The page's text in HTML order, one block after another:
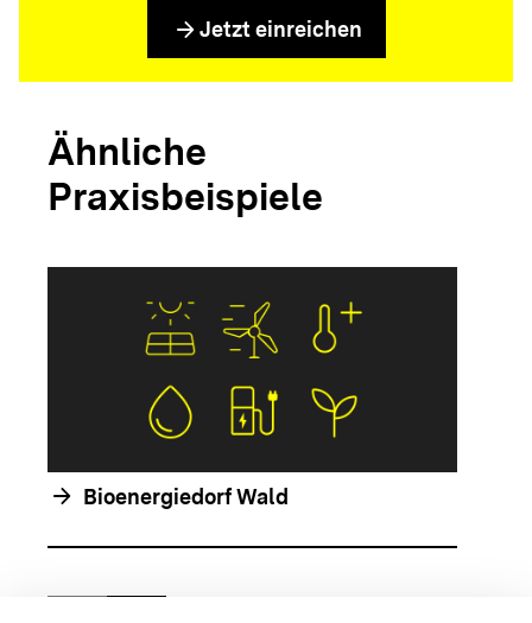
arrow_forward Jetzt einreichen
Ähnliche
Praxisbeispiele
arrow_forward Bioenergiedorf Wald